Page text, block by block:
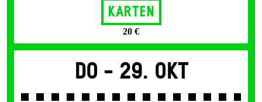
Karten
20 €
Do - 29. Okt